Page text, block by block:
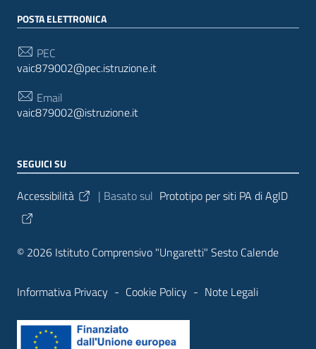
POSTA ELETTRONICA
PEC
vaic879002@pec.istruzione.it
Email
vaic879002@istruzione.it
SEGUICI SU
Sezione Link Utili
Accessibilità | Basato sul Prototipo per siti PA di AgID
© 2026 Istituto Comprensivo "Ungaretti" Sesto Calende
Informativa Privacy - Cookie Policy - Note Legali